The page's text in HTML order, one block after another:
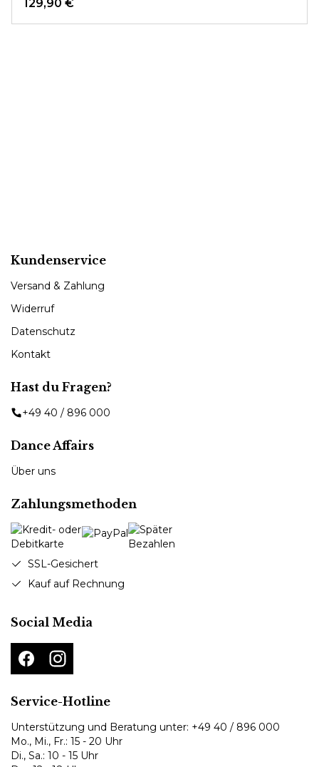
129,90 €
Kundenservice
Versand & Zahlung
Widerruf
Datenschutz
Kontakt
Hast du Fragen?
+49 40 / 896 000
Dance Affairs
Über uns
Zahlungsmethoden
SSL-Gesichert
Kauf auf Rechnung
Social Media
Service-Hotline
Unterstützung und Beratung unter: +49 40 / 896 000
Mo., Mi., Fr.: 15 - 20 Uhr
Di., Sa.: 10 - 15 Uhr